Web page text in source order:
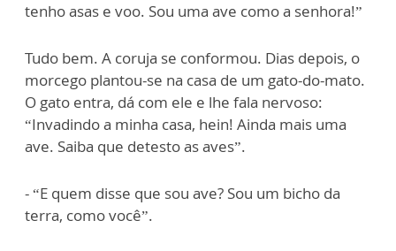
tenho asas e voo. Sou uma ave como a senhora!”
Tudo bem. A coruja se conformou. Dias depois, o
morcego plantou-se na casa de um gato-do-mato.
O gato entra, dá com ele e lhe fala nervoso:
“Invadindo a minha casa, hein! Ainda mais uma
ave. Saiba que detesto as aves”.
- “E quem disse que sou ave? Sou um bicho da
terra, como você”.